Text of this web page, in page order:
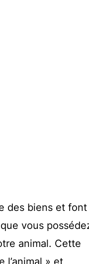
des biens et font
vous
animal. Cette
l’animal » et